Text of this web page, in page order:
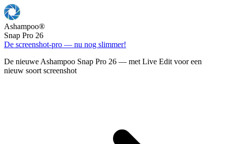
Ashampoo®
Snap Pro 26
De screenshot-pro — nu nog slimmer!
De nieuwe Ashampoo Snap Pro 26 — met Live Edit voor een
nieuw soort screenshot